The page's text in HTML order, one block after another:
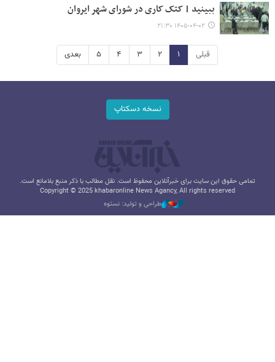
ببینید | کتک کاری در شورای شهر ایروان
۱۴۰۵-۰۴-۰۲ ۲۱:۳۰
قبلی ۱ ۲ ۳ ۴ ۵ بعدی
نسخه دسکتاپ
تمامی حقوق این سایت برای خبرآنلاین محفوظ است. نقل مطالب با ذکر منبع بلامانع است.
Copyright © 2025 khabaronline News Agancy, All rights reserved
طراحی و تولید: نستوه